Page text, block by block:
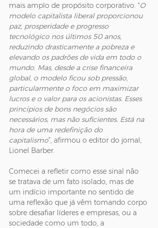
mais amplo de propósito corporativo. “O
modelo capitalista liberal proporcionou
paz, prosperidade e progresso
tecnológico nos últimos 50 anos,
reduzindo drasticamente a pobreza e
elevando os padrões de vida em todo o
mundo. Mas, desde a crise financeira
global, o modelo ficou sob pressão,
particularmente o foco em maximizar
lucros e o valor para os acionistas. Esses
princípios de bons negócios são
necessários, mas não suficientes. Está na
hora de uma redefinição do
capitalismo”, afirmou o editor do jornal,
Lionel Barber.
Comecei a refletir como esse sinal não
se tratava de um fato isolado, mas de
um indício importante no sentido de
uma reflexão que já vêm tomando corpo
sobre desafiar líderes e empresas, ou a
sociedade como um todo, a